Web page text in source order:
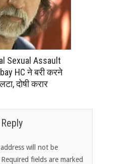
Sexual Assault
HC ने बरी करने
दोषी करार
will not be
Required fields are marked